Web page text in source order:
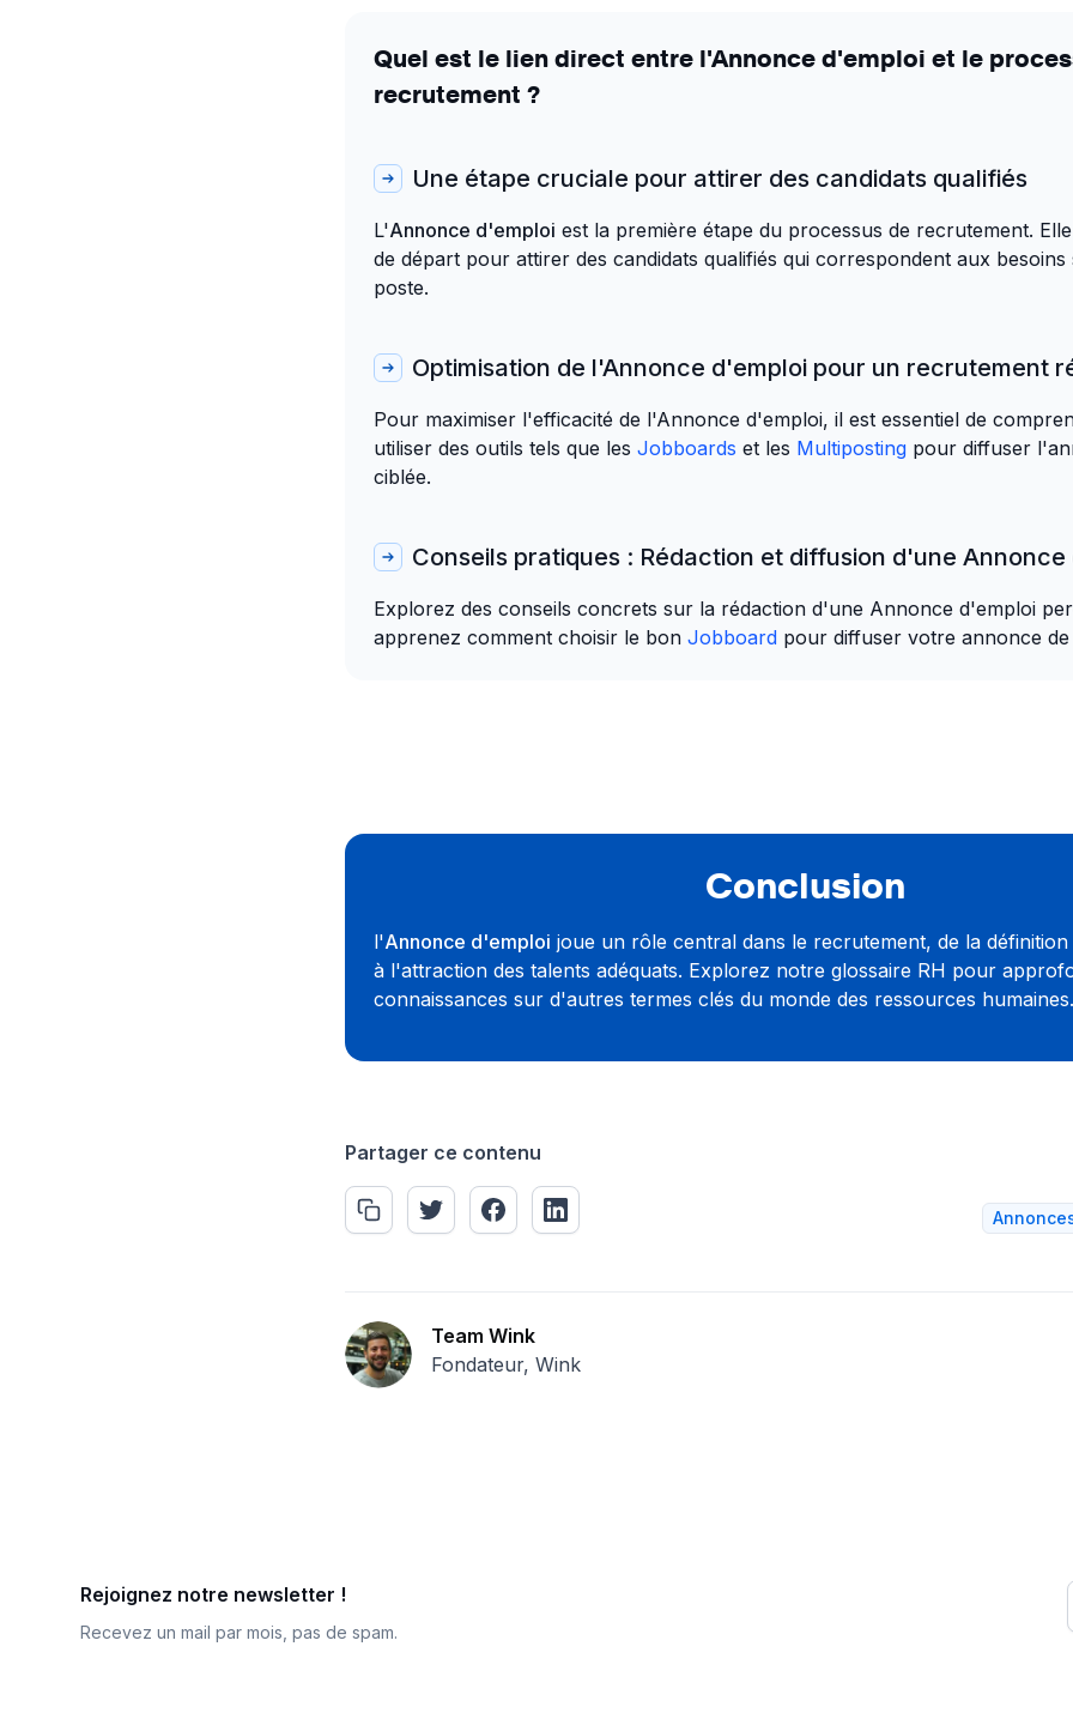
Quel est le lien direct entre l'Annonce d'emploi et le
recrutement ?
Une étape cruciale pour attirer des candidats qualifiés
L'Annonce d'emploi est la première étape du processus de recrutement.
de départ pour attirer des candidats qualifiés qui correspondent aux besoins
poste.
Optimisation de l'Annonce d'emploi pour un recrutement
Pour maximiser l'efficacité de l'Annonce d'emploi, il est essentiel de
utiliser des outils tels que les Jobboards et les Multiposting pour diffuser
ciblée.
Conseils pratiques : Rédaction et diffusion d'une
Explorez des conseils concrets sur la rédaction d'une Annonce d'emploi
apprenez comment choisir le bon Jobboard pour diffuser votre annonce de
Conclusion
l'Annonce d'emploi joue un rôle central dans le recrutement, de la
à l'attraction des talents adéquats. Explorez notre glossaire RH pour
connaissances sur d'autres termes clés du monde des ressources humaines.
Partager ce contenu
Team Wink
Fondateur, Wink
Rejoignez notre newsletter !
Recevez un mail par mois, pas de spam.